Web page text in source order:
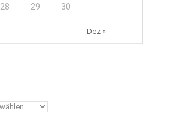
Dez »
28 29 30